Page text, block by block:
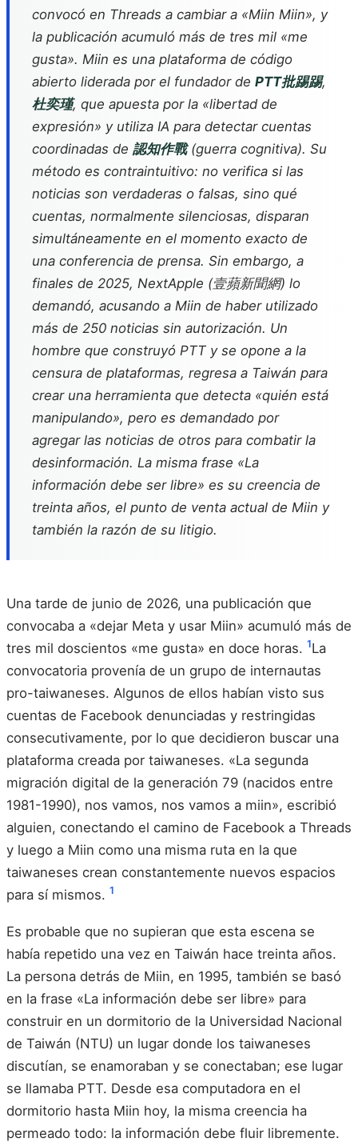
convocó en Threads a cambiar a «Miin Miin», y
la publicación acumuló más de tres mil «me
gusta». Miin es una plataforma de código
abierto liderada por el fundador de PTT批踢踢,
杜奕瑾, que apuesta por la «libertad de
expresión» y utiliza IA para detectar cuentas
coordinadas de 認知作戰(guerra cognitiva). Su
método es contraintuitivo: no verifica si las
noticias son verdaderas o falsas, sino qué
cuentas, normalmente silenciosas, disparan
simultáneamente en el momento exacto de
una conferencia de prensa. Sin embargo, a
finales de 2025, NextApple (壹蘋新聞網) lo
demandó, acusando a Miin de haber utilizado
más de 250 noticias sin autorización. Un
hombre que construyó PTT y se opone a la
censura de plataformas, regresa a Taiwán para
crear una herramienta que detecta «quién está
manipulando», pero es demandado por
agregar las noticias de otros para combatir la
desinformación. La misma frase «La
información debe ser libre» es su creencia de
treinta años, el punto de venta actual de Miin y
también la razón de su litigio.
Una tarde de junio de 2026, una publicación que
convocaba a «dejar Meta y usar Miin» acumuló más de
tres mil doscientos «me gusta» en doce horas. 1La
convocatoria provenía de un grupo de internautas
pro-taiwaneses. Algunos de ellos habían visto sus
cuentas de Facebook denunciadas y restringidas
consecutivamente, por lo que decidieron buscar una
plataforma creada por taiwaneses. «La segunda
migración digital de la generación 79 (nacidos entre
1981-1990), nos vamos, nos vamos a miin», escribió
alguien, conectando el camino de Facebook a Threads
y luego a Miin como una misma ruta en la que
taiwaneses crean constantemente nuevos espacios
para sí mismos. 1
Es probable que no supieran que esta escena se
había repetido una vez en Taiwán hace treinta años.
La persona detrás de Miin, en 1995, también se basó
en la frase «La información debe ser libre» para
construir en un dormitorio de la Universidad Nacional
de Taiwán (NTU) un lugar donde los taiwaneses
discutían, se enamoraban y se conectaban; ese lugar
se llamaba PTT. Desde esa computadora en el
dormitorio hasta Miin hoy, la misma creencia ha
permeado todo: la información debe fluir libremente.